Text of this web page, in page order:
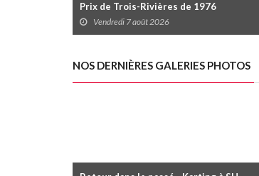
Prix de Trois-Rivières de 1976
Vendredi 7 août 2026
NOS DERNIÈRES GALERIES PHOTOS